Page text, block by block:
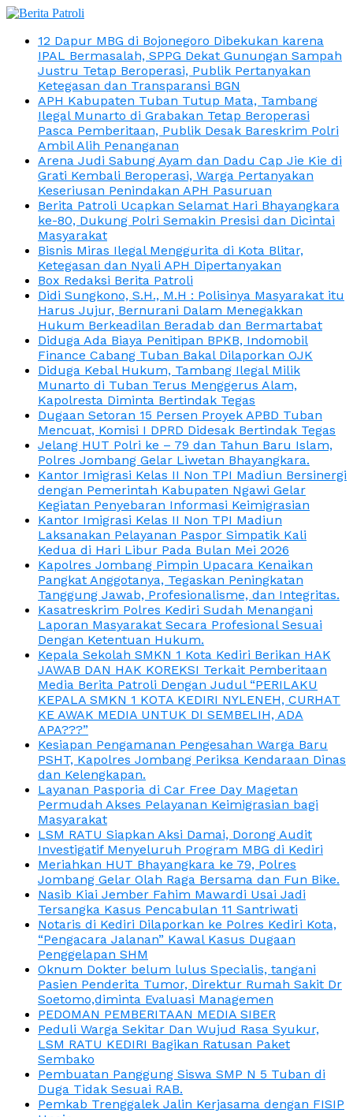
12 Dapur MBG di Bojonegoro Dibekukan karena
IPAL Bermasalah, SPPG Dekat Gunungan Sampah
Justru Tetap Beroperasi, Publik Pertanyakan
Ketegasan dan Transparansi BGN
APH Kabupaten Tuban Tutup Mata, Tambang
Ilegal Munarto di Grabakan Tetap Beroperasi
Pasca Pemberitaan, Publik Desak Bareskrim Polri
Ambil Alih Penanganan
Arena Judi Sabung Ayam dan Dadu Cap Jie Kie di
Grati Kembali Beroperasi, Warga Pertanyakan
Keseriusan Penindakan APH Pasuruan
Berita Patroli Ucapkan Selamat Hari Bhayangkara
ke-80, Dukung Polri Semakin Presisi dan Dicintai
Masyarakat
Bisnis Miras Ilegal Menggurita di Kota Blitar,
Ketegasan dan Nyali APH Dipertanyakan
Box Redaksi Berita Patroli
Didi Sungkono, S.H., M.H : Polisinya Masyarakat itu
Harus Jujur, Bernurani Dalam Menegakkan
Hukum Berkeadilan Beradab dan Bermartabat
Diduga Ada Biaya Penitipan BPKB, Indomobil
Finance Cabang Tuban Bakal Dilaporkan OJK
Diduga Kebal Hukum, Tambang Ilegal Milik
Munarto di Tuban Terus Menggerus Alam,
Kapolresta Diminta Bertindak Tegas
Dugaan Setoran 15 Persen Proyek APBD Tuban
Mencuat, Komisi I DPRD Didesak Bertindak Tegas
Jelang HUT Polri ke – 79 dan Tahun Baru Islam,
Polres Jombang Gelar Liwetan Bhayangkara.
Kantor Imigrasi Kelas II Non TPI Madiun Bersinergi
dengan Pemerintah Kabupaten Ngawi Gelar
Kegiatan Penyebaran Informasi Keimigrasian
Kantor Imigrasi Kelas II Non TPI Madiun
Laksanakan Pelayanan Paspor Simpatik Kali
Kedua di Hari Libur Pada Bulan Mei 2026
Kapolres Jombang Pimpin Upacara Kenaikan
Pangkat Anggotanya, Tegaskan Peningkatan
Tanggung Jawab, Profesionalisme, dan Integritas.
Kasatreskrim Polres Kediri Sudah Menangani
Laporan Masyarakat Secara Profesional Sesuai
Dengan Ketentuan Hukum.
Kepala Sekolah SMKN 1 Kota Kediri Berikan HAK
JAWAB DAN HAK KOREKSI Terkait Pemberitaan
Media Berita Patroli Dengan Judul “PERILAKU
KEPALA SMKN 1 KOTA KEDIRI NYLENEH, CURHAT
KE AWAK MEDIA UNTUK DI SEMBELIH, ADA
APA???”
Kesiapan Pengamanan Pengesahan Warga Baru
PSHT, Kapolres Jombang Periksa Kendaraan Dinas
dan Kelengkapan.
Layanan Pasporia di Car Free Day Magetan
Permudah Akses Pelayanan Keimigrasian bagi
Masyarakat
LSM RATU Siapkan Aksi Damai, Dorong Audit
Investigatif Menyeluruh Program MBG di Kediri
Meriahkan HUT Bhayangkara ke 79, Polres
Jombang Gelar Olah Raga Bersama dan Fun Bike.
Nasib Kiai Jember Fahim Mawardi Usai Jadi
Tersangka Kasus Pencabulan 11 Santriwati
Notaris di Kediri Dilaporkan ke Polres Kediri Kota,
“Pengacara Jalanan” Kawal Kasus Dugaan
Penggelapan SHM
Oknum Dokter belum lulus Specialis, tangani
Pasien Penderita Tumor, Direktur Rumah Sakit Dr
Soetomo,diminta Evaluasi Managemen
PEDOMAN PEMBERITAAN MEDIA SIBER
Peduli Warga Sekitar Dan Wujud Rasa Syukur,
LSM RATU KEDIRI Bagikan Ratusan Paket
Sembako
Pembuatan Panggung Siswa SMP N 5 Tuban di
Duga Tidak Sesuai RAB.
Pemkab Trenggalek Jalin Kerjasama dengan FISIP